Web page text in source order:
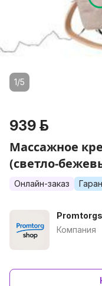
1/5
939 р.
Массажное
(светло-
Онлайн-заказ
Компания